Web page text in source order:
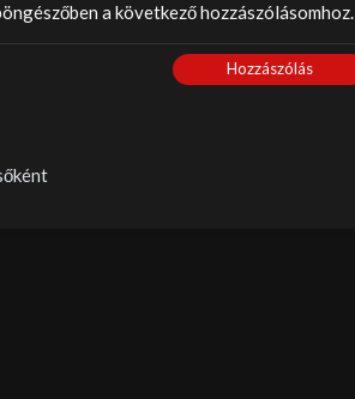
a következő hozzászólásomhoz.
Hozzászólás